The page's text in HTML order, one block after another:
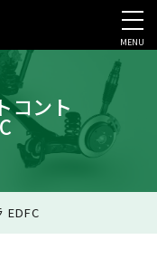
会社案内・採用・IR
MENU
コント
EDFC